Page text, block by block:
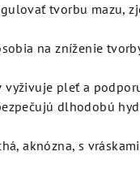
tvorbu mazu,
na zníženie
vyživuje pleť a
dlhodobú
aknózna, s vráskami